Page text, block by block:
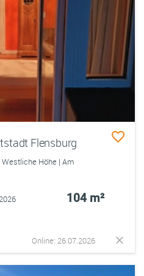
Flensburg
Höhe | Am
104 m²
Online: 26.07.2026